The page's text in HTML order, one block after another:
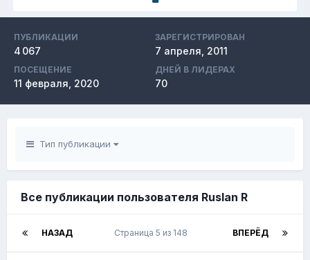
ПУБЛИКАЦИИ
4 067
ЗАРЕГИСТРИРОВАН
7 апреля, 2011
ПОСЕЩЕНИЕ
11 февраля, 2020
ДНЕЙ В ЛИДЕРАХ
70
Тип публикации
Все публикации пользователя Ruslan R
НАЗАД ВПЕРЁД
Страница 5 из 148